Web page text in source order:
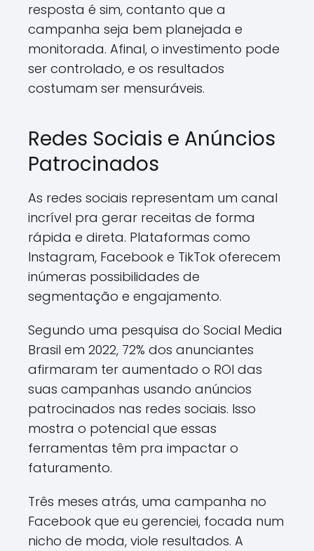
resposta é sim, contanto que a
campanha seja bem planejada e
monitorada. Afinal, o investimento pode
ser controlado, e os resultados
costumam ser mensuráveis.
Redes Sociais e Anúncios
Patrocinados
As redes sociais representam um canal
incrível pra gerar receitas de forma
rápida e direta. Plataformas como
Instagram, Facebook e TikTok oferecem
inúmeras possibilidades de
segmentação e engajamento.
Segundo uma pesquisa do Social Media
Brasil em 2022, 72% dos anunciantes
afirmaram ter aumentado o ROI das
suas campanhas usando anúncios
patrocinados nas redes sociais. Isso
mostra o potencial que essas
ferramentas têm pra impactar o
faturamento.
Três meses atrás, uma campanha no
Facebook que eu gerenciei, focada num
nicho de moda, viole resultados. A